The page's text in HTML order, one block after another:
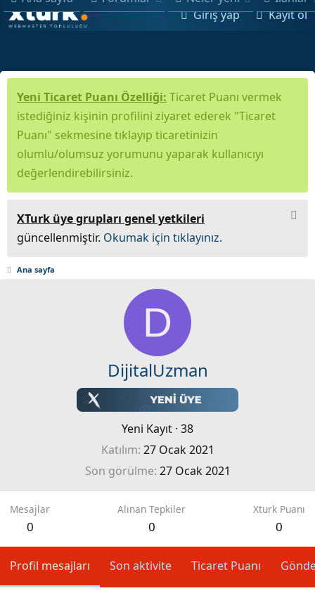
Giriş yap Kayıt ol
Yeni Ticaret Puanı Özelliği: Ticaret Puanı vermek
istediğiniz kişinin profilini ziyaret ederek "Ticaret
Puanı" sekmesine tıklayıp ticaretinizin
olumlu/olumsuz yorumunu yaparak kullanıcıyı
değerlendirebilirsiniz.
XTurk üye grupları genel yetkileri
güncellenmiştir. Okumak için tıklayınız.
Ana sayfa
D
DijitalUzman
Yeni Kayıt · 38
Katılım 27 Ocak 2021
Son görülme 27 Ocak 2021
Mesajlar
0
Alınan Tepkiler
0
Xturk Puanı
0
Profil mesajları Son aktivite Ticaret Puanı